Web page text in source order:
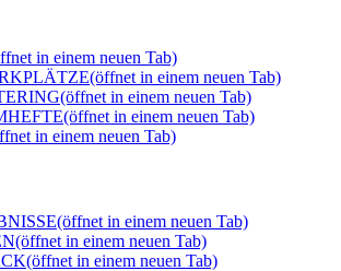
in einem neuen Tab)
(öffnet in einem neuen Tab)
(öffnet in einem neuen Tab)
(öffnet in einem neuen Tab)
in einem neuen Tab)
(öffnet in einem neuen Tab)
(öffnet in einem neuen Tab)
(öffnet in einem neuen Tab)